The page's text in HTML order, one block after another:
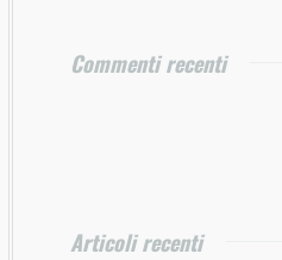
Commenti recenti
Articoli recenti